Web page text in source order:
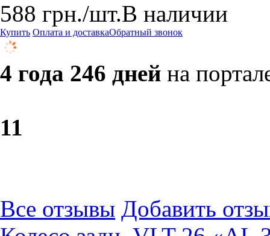
588 грн./шт.В наличии
Купить Оплата и доставкаОбратный звонок
4 года 246 дней на
11
Все отзывы Добавить